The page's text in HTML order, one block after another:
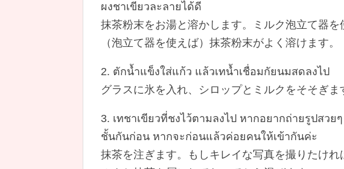
ผงชาเขียวละลายได้ดี
抹茶粉末をお湯と溶かします。ミルク泡立て器を
（泡立て器を使えば）抹茶粉末がよく溶けます。
2. ตักน้ำแข็งใส่แก้ว แล้วเทน้ำเชื่อมกัยนมสดลงไป
グラスに氷を入れ、シロップとミルクをそそぎま
3. เทชาเขียวที่ชงไว้ตามลงไป หากอยากถ่ายรูปสว
ชั้นกันก่อน หากจะก่อนแล้วค่อยคนให้เข้ากันค่ะ
抹茶を注ぎます。もしキレイな写真を撮りたけれ